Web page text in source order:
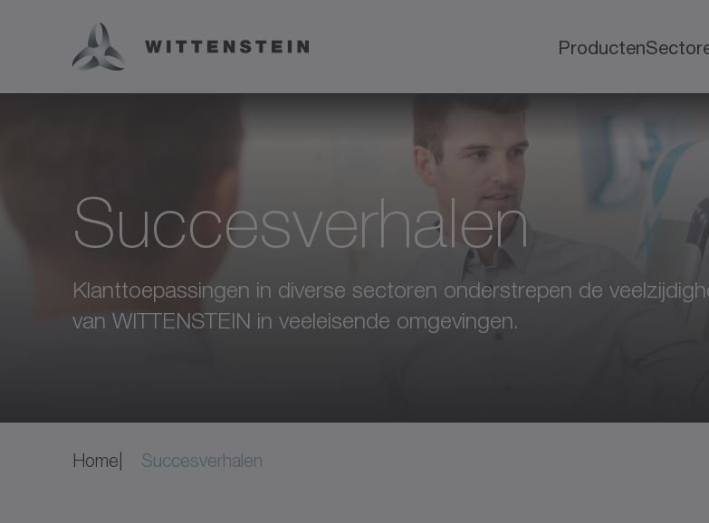
Producten
Succesverhalen
Klanttoepassingen in diverse sectoren onderstrepen de
van WITTENSTEIN in veeleisende omgevingen.
Home Succesverhalen